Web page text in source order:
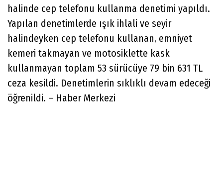
halinde cep telefonu kullanma denetimi yapıldı.
Yapılan denetimlerde ışık ihlali ve seyir
halindeyken cep telefonu kullanan, emniyet
kemeri takmayan ve motosiklette kask
kullanmayan toplam 53 sürücüye 79 bin 631 TL
ceza kesildi. Denetimlerin sıklıklı devam edeceği
öğrenildi. – Haber Merkezi